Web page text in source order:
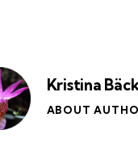
Kristina
ABOUT